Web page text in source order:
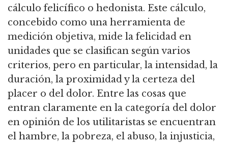
cálculo felicífico o hedonista. Este cálculo,
concebido como una herramienta de
medición objetiva, mide la felicidad en
unidades que se clasifican según varios
criterios, pero en particular, la intensidad, la
duración, la proximidad y la certeza del
placer o del dolor. Entre las cosas que
entran claramente en la categoría del dolor
en opinión de los utilitaristas se encuentran
el hambre, la pobreza, el abuso, la injusticia,